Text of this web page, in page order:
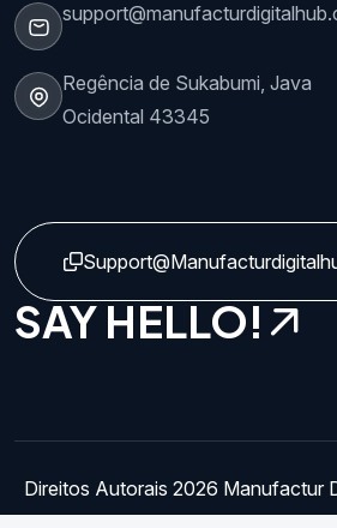
Regência de Sukabumi, Java
Ocidental 43345
SAY HELLO!
Direitos Autorais 2026 Manufactur
Direitos